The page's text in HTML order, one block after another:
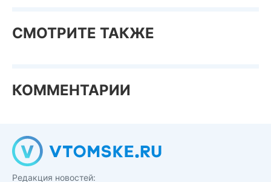
СМОТРИТЕ ТАКЖЕ
КОММЕНТАРИИ
Редакция новостей: